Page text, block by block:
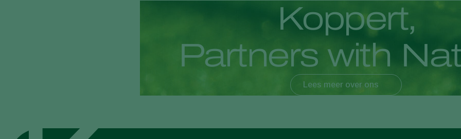
Koppert,
Partners with Nat
Lees meer over ons